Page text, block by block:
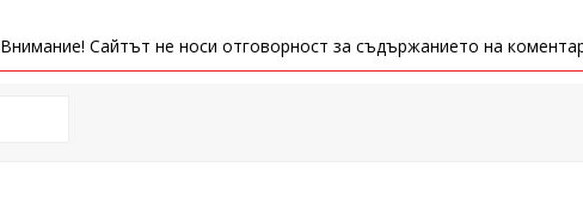
Внимание! Сайтът не носи отговорност за съдържанието на